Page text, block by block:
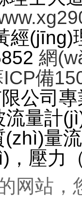
經(jīng)
網
備
公司
流量計
量
，壓
网站，